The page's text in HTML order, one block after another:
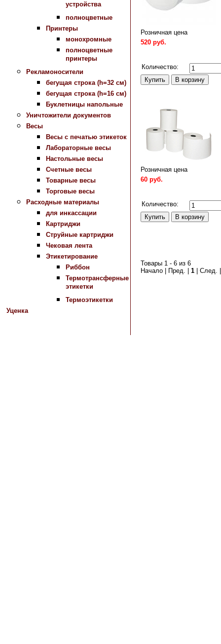
устройства
полноцветные
Принтеры
монохромные
полноцветные
принтеры
Рекламоносители
бегущая строка (h=32 см)
бегущая строка (h=16 см)
Буклетницы напольные
Уничтожители документов
Весы
Весы с печатью этикеток
Лабораторные весы
Настольные весы
Счетные весы
Товарные весы
Торговые весы
Расходные материалы
для инкассации
Картриджи
Струйные картриджи
Чековая лента
Этикетирование
Риббон
Термотрансферные
этикетки
Термоэтикетки
Уценка
Розничная цена
520 руб.
Количество:
Розничная цена
60 руб.
Количество:
Товары 1 - 6 из 6
Начало | Пред. | 1 | След.